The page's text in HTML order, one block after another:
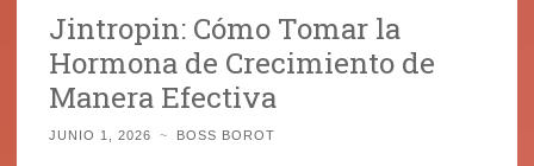
contenido
Jintropin: Cómo Tomar la
Hormona de Crecimiento de
Manera Efectiva
JUNIO 1, 2026 ~ BOSS BOROT